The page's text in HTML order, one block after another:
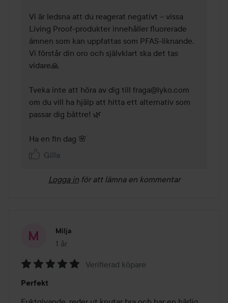
Vi är ledsna att du reagerat negativt – vissa
Living Proof-produkter innehåller fluorerade
ämnen som kan uppfattas som PFAS-liknande.
Vi förstår din oro och självklart ska det tas
vidare🙏
Tveka inte att höra av dig till fraga@lyko.com
om du vill ha hjälp att hitta ett alternativ som
passar dig bättre! 🌿
Ha en fin dag 🌸
Gilla
Logga in för att lämna en kommentar
Milja
1 år
Inlägget skapades 1 år
5
av
Verifierad köpare
Perfekt